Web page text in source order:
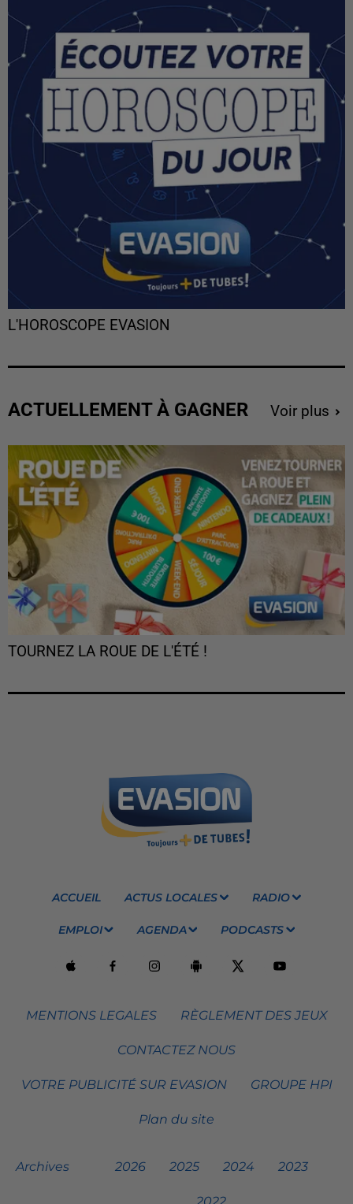
L'HOROSCOPE EVASION
ACTUELLEMENT À GAGNER Voir plus
TOURNEZ LA ROUE DE L'ÉTÉ !
ACCUEIL ACTUS LOCALES RADIO
EMPLOI AGENDA PODCASTS
MENTIONS LEGALES RÈGLEMENT DES JEUX
CONTACTEZ NOUS
VOTRE PUBLICITÉ SUR EVASION GROUPE HPI
Plan du site
Archives 2026 2025 2024 2023